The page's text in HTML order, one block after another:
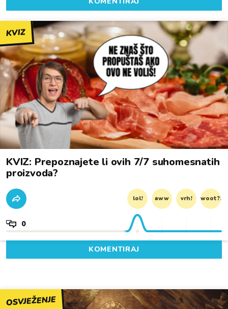
KVIZ
KVIZ: Prepoznajete li ovih 7/7 suhomesnatih
proizvoda?
lol! aww vrh! woot?!
0
KOMENTIRAJ
OSVJEŽENJE